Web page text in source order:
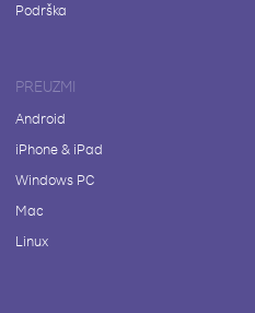
Podrška
PREUZMI
Android
iPhone & iPad
Windows PC
Mac
Linux